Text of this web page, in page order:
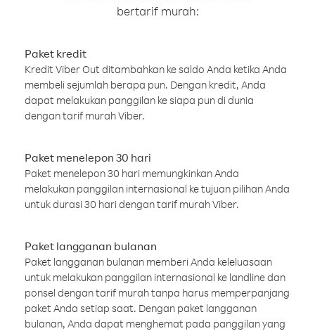
bertarif murah:
Paket kredit
Kredit Viber Out ditambahkan ke saldo Anda ketika Anda
membeli sejumlah berapa pun. Dengan kredit, Anda
dapat melakukan panggilan ke siapa pun di dunia
dengan tarif murah Viber.
Paket menelepon 30 hari
Paket menelepon 30 hari memungkinkan Anda
melakukan panggilan internasional ke tujuan pilihan Anda
untuk durasi 30 hari dengan tarif murah Viber.
Paket langganan bulanan
Paket langganan bulanan memberi Anda keleluasaan
untuk melakukan panggilan internasional ke landline dan
ponsel dengan tarif murah tanpa harus memperpanjang
paket Anda setiap saat. Dengan paket langganan
bulanan, Anda dapat menghemat pada panggilan yang